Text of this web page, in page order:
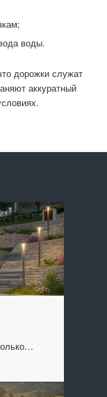
воды.
дорожки служат
аккуратный